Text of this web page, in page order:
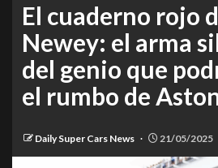
El cuaderno rojo
Newey: el arma
del genio que
el rumbo de
Daily Super Cars News 21/05/2025